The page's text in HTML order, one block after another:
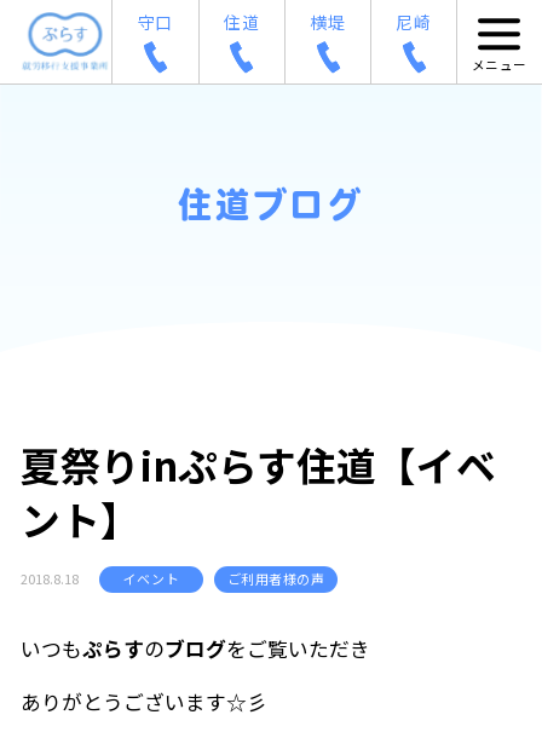
守口 住道 横堤 尼崎
住道ブログ
夏祭りinぷらす住道【イベ
ント】
2018.8.18 イベント ご利用者様の声
いつもぷらすのブログをご覧いただき
ありがとうございます☆彡